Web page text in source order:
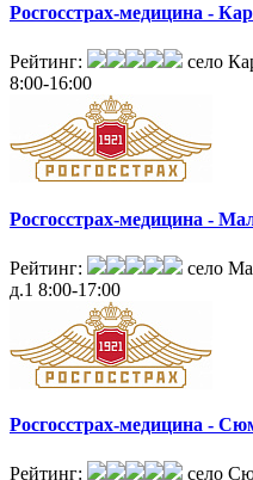
Росгосстрах-медицина -
Рейтинг:
село
8:00-16:00
Росгосстрах-медицина -
Рейтинг:
село
д.1 8:00-17:00
Росгосстрах-медицина -
Рейтинг: село